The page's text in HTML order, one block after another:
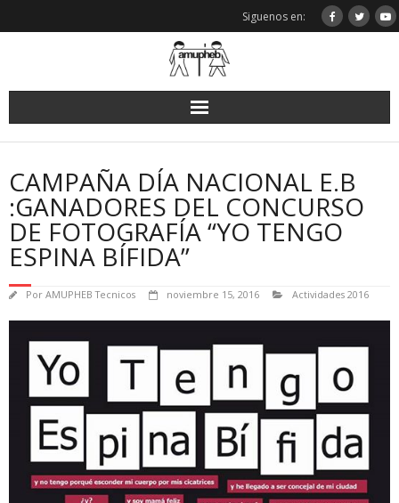
Siguenos en:
CAMPAÑA DÍA NACIONAL E.B
:GANADORES DEL CONCURSO
DE FOTOGRAFÍA “YO TENGO
ESPINA BÍFIDA”
Por AMUPHEB Tecnicos noviembre 15, 2016 Actividades 2016